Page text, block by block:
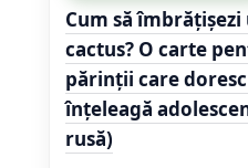
Cum să îmbrățișezi
cactus? O carte
părinții care doresc
înțeleagă
rusă)